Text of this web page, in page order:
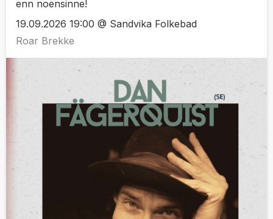
enn noensinne!
19.09.2026 19:00 @ Sandvika Folkebad
Roar Brekke